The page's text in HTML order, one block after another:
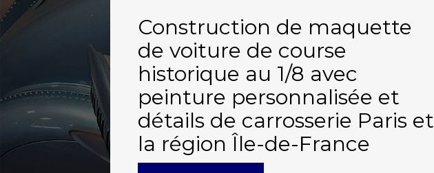
Construction de maquette
de voiture de course
historique au 1/8 avec
peinture personnalisée et
détails de carrosserie Paris et
la région Île-de-France